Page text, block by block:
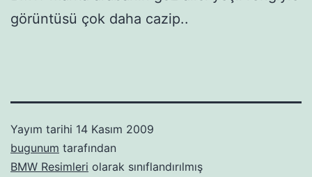
görüntüsü çok daha cazip..
Yayım tarihi 14 Kasım 2009
bugunum tarafından
BMW Resimleri olarak sınıflandırılmış